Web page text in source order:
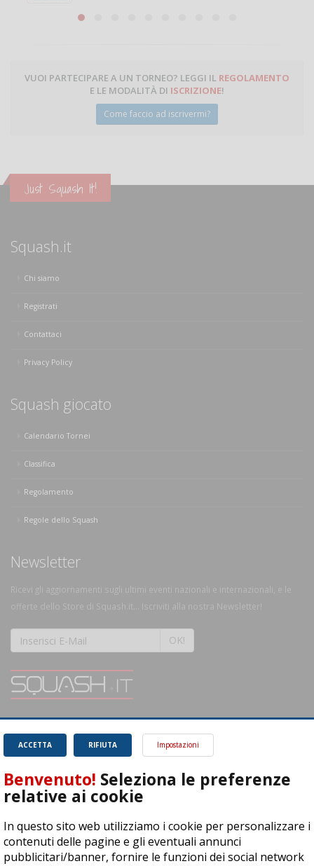
Michele Miglionico
VUOI PARTECIPARE A UN TORNEO? LEGGI IL REGOLAMENTO
E LE MODALITÀ DI ISCRIZIONE!
Come faccio ad iscrivermi?
Just Squash It!
Squash.it
Chi siamo
Registrati
Contattaci
Privacy Policy
Squash giocato
Calendario Tornei
Classifica
Regolamento
Regole dello Squash
Newsletter
Ricevi gli aggiornamenti sugli ultimi eventi nazionali e internazionali, e le
offerte dello Store di Squash.it... Iscriviti alla nostra Newsletter!
OK!
magnifico sport.
Leggi
RIFIUTA
ACCETTA Impostazioni
Benvenuto! Seleziona le preferenze
relative ai cookie
In questo sito web utilizziamo i cookie per personalizzare i
contenuti delle pagine e gli eventuali annunci
pubblicitari/banner, fornire le funzioni dei social network
ASD Let's Sport - Via T. Olivelli 3, 25014 Castenedolo (BS) - P. Iva:
04278030988
© Copyright 2015 | All Rights Reserved - Powered byDynDevice